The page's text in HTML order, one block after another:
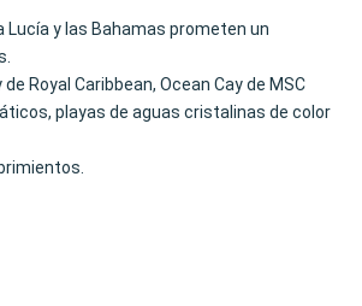
y las Bahamas prometen un
Royal Caribbean, Ocean Cay de MSC
playas de aguas cristalinas de color